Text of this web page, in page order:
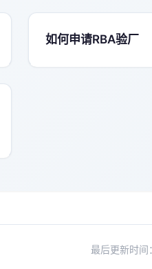
如何申请RBA验厂
最后更新时